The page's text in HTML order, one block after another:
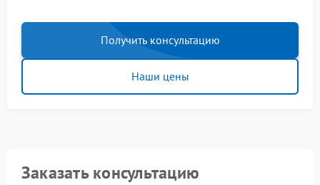
Получить консультацию
Наши цены
Заказать консультацию